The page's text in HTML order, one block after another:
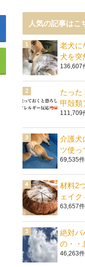
人気の記事はこ
老犬に
犬を突
136,607
たった
甲殻類
111,709
介護犬
ツ使っ
69,535
材料2
ェイク
63,657
絶対パ
の・・
46,263